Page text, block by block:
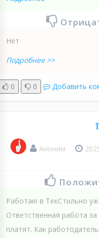
Нет
Подробнее >>
0 0 Добавить
Аноним
Работаю в ТекСтильно
Ответственная работа
платят. Как